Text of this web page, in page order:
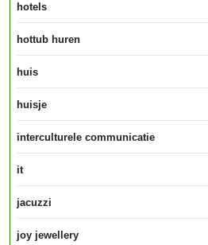
hotels
hottub huren
huis
huisje
interculturele communicatie
it
jacuzzi
joy jewellery